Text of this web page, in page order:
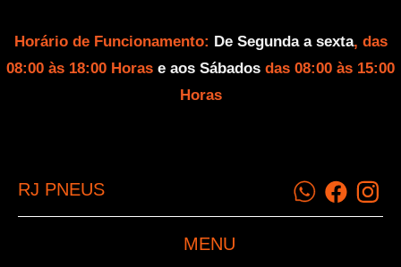
Horário de Funcionamento: De Segunda a sexta, das
08:00 às 18:00 Horas e aos Sábados das 08:00 às 15:00
Horas
RJ PNEUS
MENU